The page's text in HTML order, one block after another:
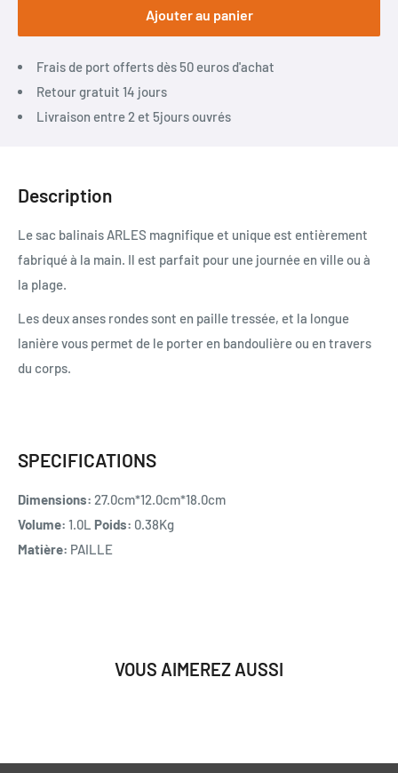
Ajouter au panier
Frais de port offerts dès 50 euros d'achat
Retour gratuit 14 jours
Livraison entre 2 et 5jours ouvrés
Description
Le sac balinais ARLES magnifique et unique est entièrement
fabriqué à la main. Il est parfait pour une journée en ville ou à
la plage.
Les deux anses rondes sont en paille tressée, et la longue
lanière vous permet de le porter en bandoulière ou en travers
du corps.
SPECIFICATIONS
Dimensions: 27.0cm*12.0cm*18.0cm
Volume: 1.0L Poids: 0.38Kg
Matière: PAILLE
VOUS AIMEREZ AUSSI